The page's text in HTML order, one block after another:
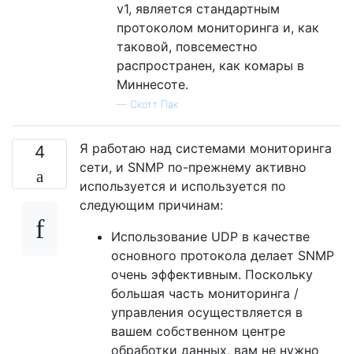
v1, является стандартным
протоколом мониторинга и, как
таковой, повсеместно
распространен, как комары в
Миннесоте.
— Скотт Пак
4
Я работаю над системами мониторинга
сети, и SNMP по-прежнему активно
используется и используется по
следующим причинам:
Использование UDP в качестве
основного протокола делает SNMP
очень эффективным. Поскольку
большая часть мониторинга /
управления осуществляется в
вашем собственном центре
обработки данных, вам не нужно